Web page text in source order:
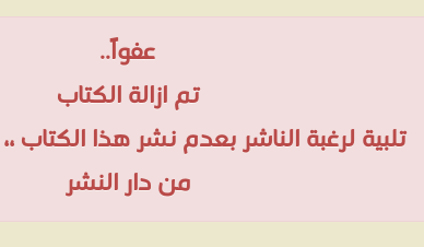
عفواً..
تم ازالة الكتاب
تلبية لرغبة الناشر بعدم نشر هذا الكتاب
من دار النشر